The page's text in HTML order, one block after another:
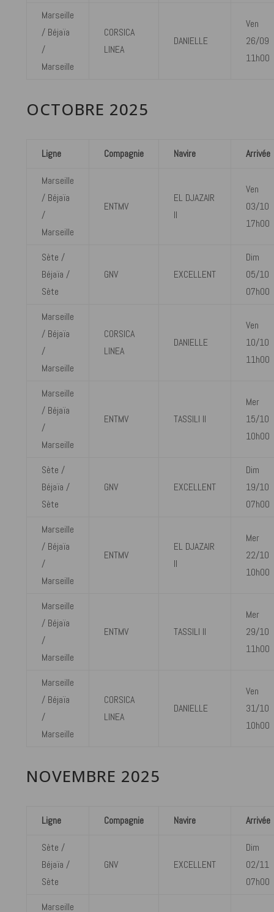
Marseille
/ Béjaïa
/
Marseille
CORSICA
LINEA
DANIELLE
Ven
26/09
11h00
OCTOBRE 2025
Ligne Compagnie Navire Arrivée
Marseille
/ Béjaïa
/
Marseille
ENTMV
EL DJAZAIR
II
Ven
03/10
17h00
Sète /
Béjaïa /
Sète
GNV EXCELLENT
Dim
05/10
07h00
Marseille
/ Béjaïa
/
Marseille
CORSICA
LINEA
DANIELLE
Ven
10/10
11h00
Marseille
/ Béjaïa
/
Marseille
ENTMV TASSILI II
Mer
15/10
10h00
Sète /
Béjaïa /
Sète
GNV EXCELLENT
Dim
19/10
07h00
Marseille
/ Béjaïa
/
Marseille
ENTMV
EL DJAZAIR
II
Mer
22/10
10h00
Marseille
/ Béjaïa
/
Marseille
ENTMV TASSILI II
Mer
29/10
11h00
Marseille
/ Béjaïa
/
Marseille
CORSICA
LINEA
DANIELLE
Ven
31/10
10h00
NOVEMBRE 2025
Ligne Compagnie Navire Arrivée
Sète /
Béjaïa /
Sète
GNV EXCELLENT
Dim
02/11
07h00
Marseille